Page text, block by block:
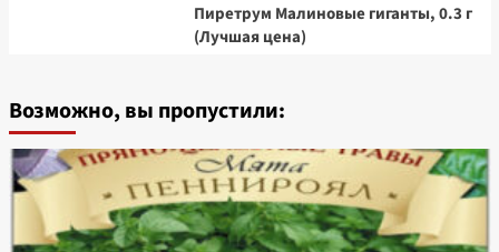
Пиретрум Малиновые гиганты, 0.3 г
(Лучшая цена)
Возможно, вы пропустили: